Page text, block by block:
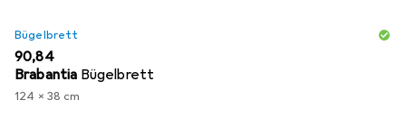
Bügelbrett
EUR
90,84
Brabantia Bügelbrett
124 x 38 cm